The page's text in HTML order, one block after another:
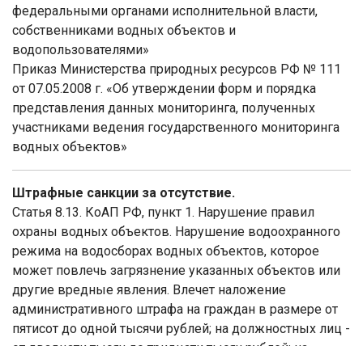
федеральными органами исполнительной власти,
собственниками водных объектов и
водопользователями»
Приказ Министерства природных ресурсов РФ № 111
от 07.05.2008 г. «Об утверждении форм и порядка
представления данных мониторинга, полученных
участниками ведения государственного мониторинга
водных объектов»
Штрафные санкции за отсутствие.
Статья 8.13. КоАП РФ, пункт 1. Нарушение правил
охраны водных объектов. Нарушение водоохранного
режима на водосборах водных объектов, которое
может повлечь загрязнение указанных объектов или
другие вредные явления. Влечет наложение
административного штрафа на граждан в размере от
пятисот до одной тысячи рублей; на должностных лиц -